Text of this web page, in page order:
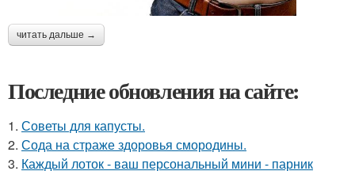
читать дальше →
Последние обновления на сайте:
1. Советы для капусты.
2. Сода на страже здоровья смородины.
3. Каждый лоток - ваш персональный мини - парник